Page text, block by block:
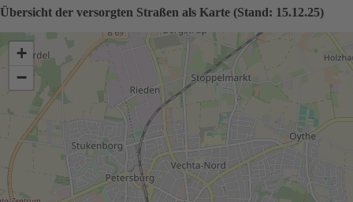
Übersicht der versorgten Straßen als Karte (Stand: 15.12.25)
+
−